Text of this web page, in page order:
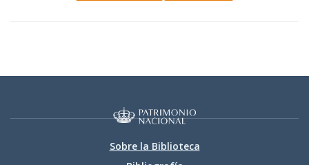
Sobre la Biblioteca